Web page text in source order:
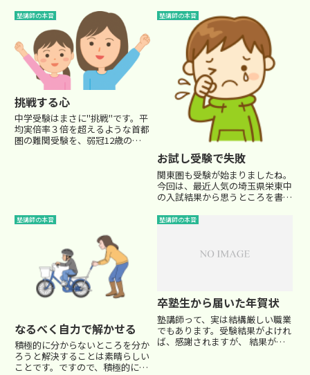
６の基礎クラスで受験に臨んでい
た男の子（Ｙ君）がいました。Ｙ
君は礼儀正しく、スポーツマンタ
イプの元気な男の子でした。 直...
塾講師の本音
挑戦する心
中学受験はまさに"挑戦"です。平
均実倍率３倍を超えるような首都
圏の難関受験を、弱冠12歳の小
塾講師の本音
お試し受験で失敗
関東圏も受験が始まりましたね。
今回は、最近人気の埼玉県栄東中
の入試結果から思うところを書い
(A日程)が、なんと5000人を越え
ちょっとビックリで...
塾講師の本音
なるべく自力で解かせる
積極的に分からないところを分か
ろうと解決することは素晴らしい
ことです。ですので、積極的に先
塾講師の本音
卒塾生から届いた年賀状
塾講師って、実は結構厳しい職業
でもあります。受験結果がよけれ
ば、感謝されますが、 結果が悪